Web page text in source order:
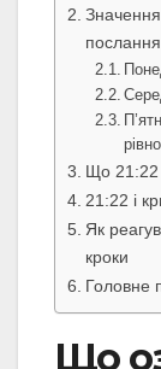
послання
Що 21:22
21:22 і
Як
кроки
Головне
Що